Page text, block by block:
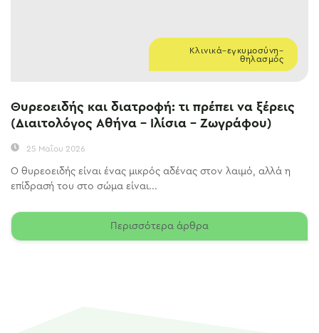
Κλινικά–εγκυμοσύνη–
θηλασμός
Θυρεοειδής και διατροφή: τι πρέπει να ξέρεις
(Διαιτολόγος Αθήνα – Ιλίσια – Ζωγράφου)
25 Μαΐου 2026
Ο θυρεοειδής είναι ένας μικρός αδένας στον λαιμό, αλλά η
επίδρασή του στο σώμα είναι...
Περισσότερα άρθρα